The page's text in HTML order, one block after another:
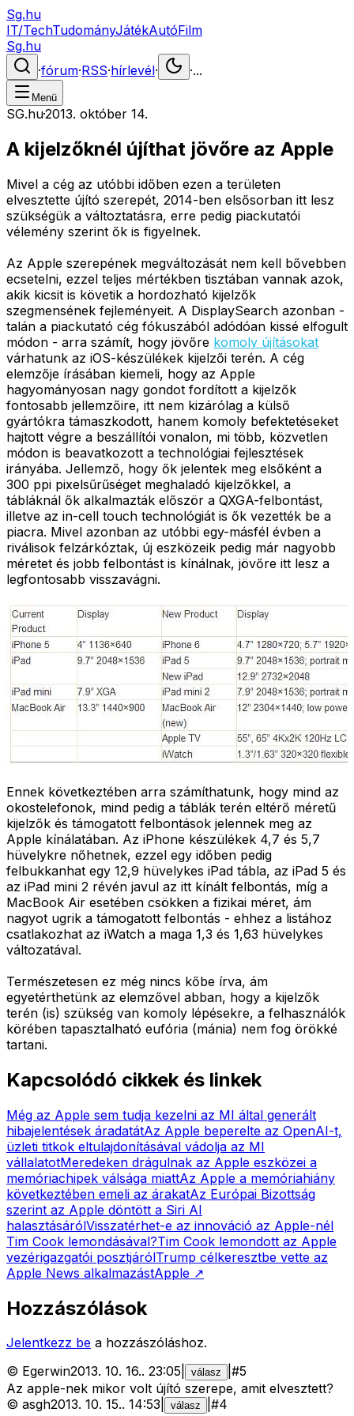
Sg.hu
IT/TechTudományJátékAutóFilm
Sg.hu
·fórum·RSS·hírlevél· ·...
Menü
SG.hu·2013. október 14.
A kijelzőknél újíthat jövőre az Apple
Mivel a cég az utóbbi időben ezen a területen
elvesztette újító szerepét, 2014-ben elsősorban itt lesz
szükségük a változtatásra, erre pedig piackutatói
vélemény szerint ők is figyelnek.
Az Apple szerepének megváltozását nem kell bővebben
ecsetelni, ezzel teljes mértékben tisztában vannak azok,
akik kicsit is követik a hordozható kijelzők
szegmensének fejleményeit. A DisplaySearch azonban -
talán a piackutató cég fókuszából adódóan kissé elfogult
módon - arra számít, hogy jövőre komoly újításokat
várhatunk az iOS-készülékek kijelzői terén. A cég
elemzője írásában kiemeli, hogy az Apple
hagyományosan nagy gondot fordított a kijelzők
fontosabb jellemzőire, itt nem kizárólag a külső
gyártókra támaszkodott, hanem komoly befektetéseket
hajtott végre a beszállítói vonalon, mi több, közvetlen
módon is beavatkozott a technológiai fejlesztések
irányába. Jellemző, hogy ők jelentek meg elsőként a
300 ppi pixelsűrűséget meghaladó kijelzőkkel, a
tábláknál ők alkalmazták először a QXGA-felbontást,
illetve az in-cell touch technológiát is ők vezették be a
piacra. Mivel azonban az utóbbi egy-másfél évben a
riválisok felzárkóztak, új eszközeik pedig már nagyobb
méretet és jobb felbontást is kínálnak, jövőre itt lesz a
legfontosabb visszavágni.
Ennek következtében arra számíthatunk, hogy mind az
okostelefonok, mind pedig a táblák terén eltérő méretű
kijelzők és támogatott felbontások jelennek meg az
Apple kínálatában. Az iPhone készülékek 4,7 és 5,7
hüvelykre nőhetnek, ezzel egy időben pedig
felbukkanhat egy 12,9 hüvelykes iPad tábla, az iPad 5 és
az iPad mini 2 révén javul az itt kínált felbontás, míg a
MacBook Air esetében csökken a fizikai méret, ám
nagyot ugrik a támogatott felbontás - ehhez a listához
csatlakozhat az iWatch a maga 1,3 és 1,63 hüvelykes
változatával.
Természetesen ez még nincs kőbe írva, ám
egyetérthetünk az elemzővel abban, hogy a kijelzők
terén (is) szükség van komoly lépésekre, a felhasználók
körében tapasztalható eufória (mánia) nem fog örökké
tartani.
Kapcsolódó cikkek és linkek
Még az Apple sem tudja kezelni az MI által generált
hibajelentések áradatátAz Apple beperelte az OpenAI-t,
üzleti titkok eltulajdonításával vádolja az MI
vállalatotMeredeken drágulnak az Apple eszközei a
memóriachipek válsága miattAz Apple a memóriahiány
következtében emeli az árakatAz Európai Bizottság
szerint az Apple döntött a Siri AI
halasztásárólVisszatérhet-e az innováció az Apple-nél
Tim Cook lemondásával?Tim Cook lemondott az Apple
vezérigazgatói posztjárólTrump célkeresztbe vette az
Apple News alkalmazástApple ↗
Hozzászólások
Jelentkezz be a hozzászóláshoz.
© Egerwin2013. 10. 16.. 23:05 válasz #5
Az apple-nek mikor volt újító szerepe, amit elvesztett?
© asgh2013. 10. 15.. 14:53 válasz #4